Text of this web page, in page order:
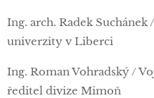
Ing. arch. Radek
univerzity v Liberci
Ing. Roman Vohradský /
ředitel divize Mimoň